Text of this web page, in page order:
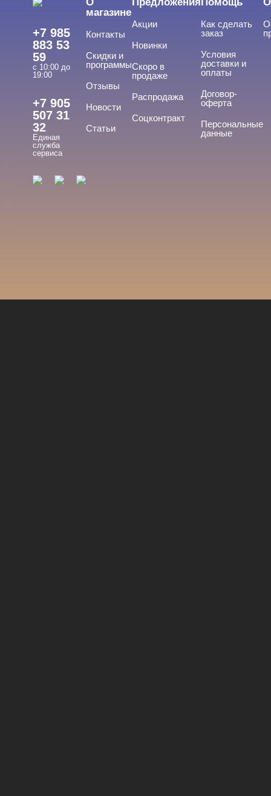
Пилки, блоки
Подология
Уход
Фрезы, боры, колпачки
БРЕНДЫ
CHARME-PRO
+7 985
883 53
59
с 10:00 до
19:00
+7 905
507 31
32
Единая
служба
сервиса
магазине
Контакты
Скидки и
программы
Отзывы
Новости
Статьи
Акции
Новинки
Скоро в
продаже
Распродажа
Соцконтракт
Как сделать
заказ
Условия
доставки и
оплаты
Договор-
оферта
Персональные
данные